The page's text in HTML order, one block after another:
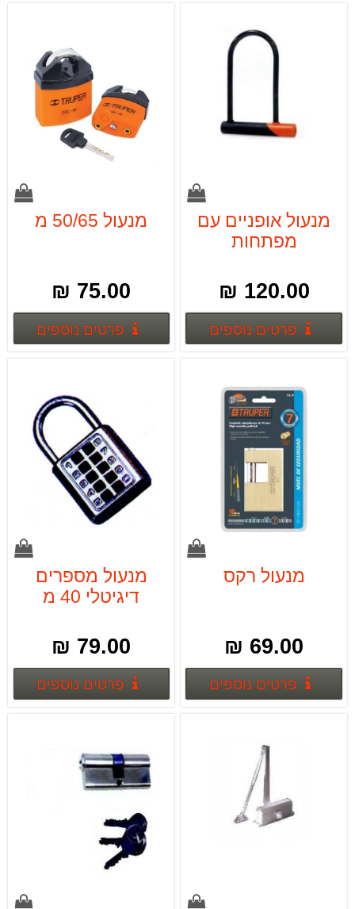
מנעול אופניים עם
מפתחות
120.00 ₪
פרטים נוספיםפרטים נוספים
מנעול 50/65 מ
75.00 ₪
פרטים נוספים
מנעול רקס
69.00 ₪
פרטים נוספיםפרטים נוספים
מנעול מספרים
דיגיטלי 40 מ
79.00 ₪
פרטים נוספים